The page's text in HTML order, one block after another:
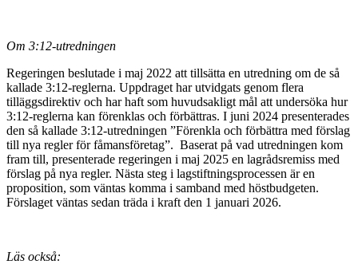
Om 3:12-utredningen
Regeringen beslutade i maj 2022 att tillsätta en utredning om de så
kallade 3:12-reglerna. Uppdraget har utvidgats genom flera
tilläggsdirektiv och har haft som huvudsakligt mål att undersöka hur
3:12-reglerna kan förenklas och förbättras. I juni 2024 presenterades
den så kallade 3:12-utredningen ”Förenkla och förbättra med förslag
till nya regler för fåmansföretag”. Baserat på vad utredningen kom
fram till, presenterade regeringen i maj 2025 en lagrådsremiss med
förslag på nya regler. Nästa steg i lagstiftningsprocessen är en
proposition, som väntas komma i samband med höstbudgeten.
Förslaget väntas sedan träda i kraft den 1 januari 2026.
Läs också: